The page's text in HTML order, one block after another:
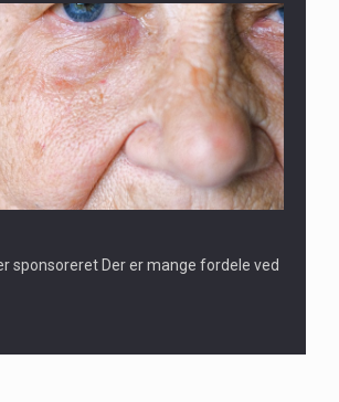
sponsoreret Der er mange fordele ved